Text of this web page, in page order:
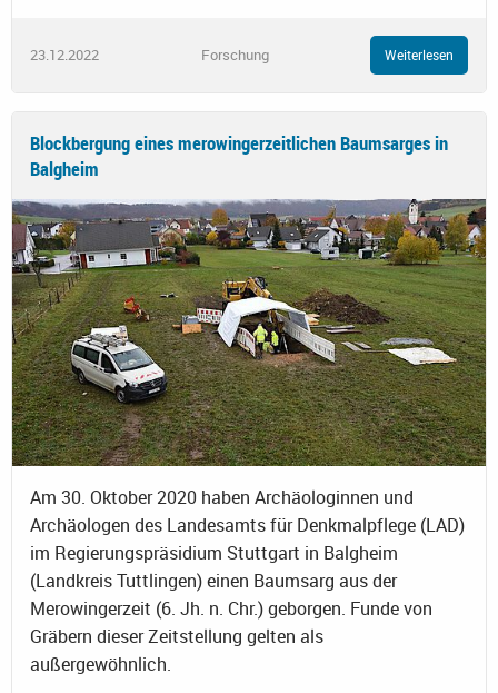
23.12.2022 Forschung Weiterlesen
Blockbergung eines merowingerzeitlichen Baumsarges in
Balgheim
Am 30. Oktober 2020 haben Archäologinnen und
Archäologen des Landesamts für Denkmalpflege (LAD)
im Regierungspräsidium Stuttgart in Balgheim
(Landkreis Tuttlingen) einen Baumsarg aus der
Merowingerzeit (6. Jh. n. Chr.) geborgen. Funde von
Gräbern dieser Zeitstellung gelten als
außergewöhnlich.